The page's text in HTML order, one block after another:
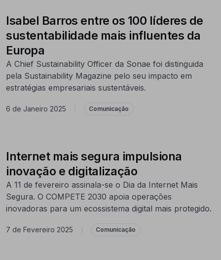
Isabel Barros entre os 100 líderes de
sustentabilidade mais influentes da
Europa
A Chief Sustainability Officer da Sonae foi distinguida
pela Sustainability Magazine pelo seu impacto em
estratégias empresariais sustentáveis.
6 de Janeiro 2025 Comunicação
Internet mais segura impulsiona
inovação e digitalização
A 11 de fevereiro assinala-se o Dia da Internet Mais
Segura. O COMPETE 2030 apoia operações
inovadoras para um ecossistema digital mais protegido.
7 de Fevereiro 2025 Comunicação